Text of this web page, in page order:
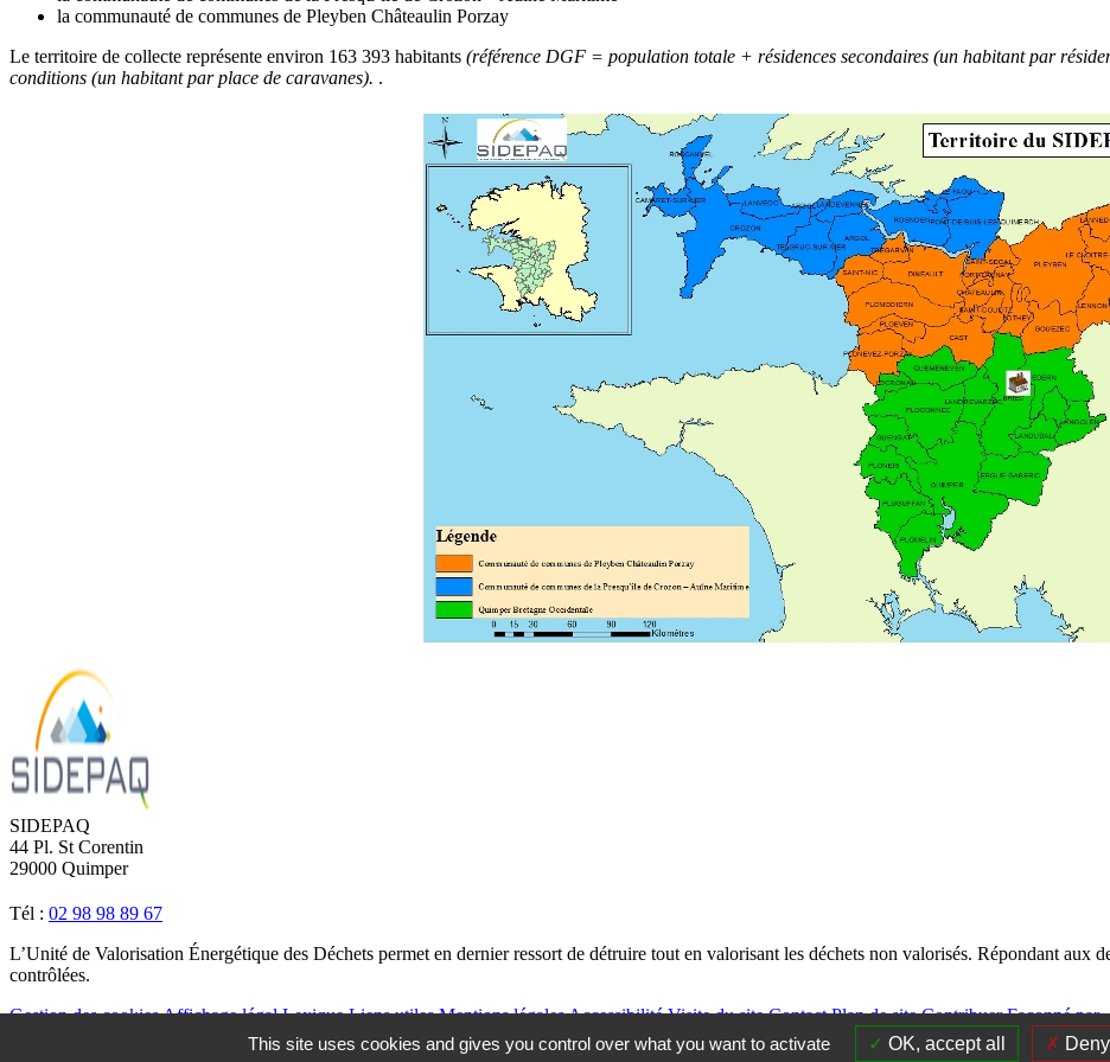
la communauté de communes de Pleyben Châteaulin Porzay
Le territoire de collecte représente environ 163 393 habitants (référence DGF = population totale + résidences secondaires (un habitant par
conditions (un habitant par place de caravanes). .
SIDEPAQ
44 Pl. St Corentin
29000 Quimper
Tél : 02 98 98 89 67
L’Unité de Valorisation Énergétique des Déchets permet en dernier ressort de détruire tout en valorisant les déchets non valorisés. Répondant aux
contrôlées.
Gestion des cookiesAffichage légal Lexique Liens utiles Mentions légalesAccessibilité Visite du site Contact Plan de site Contribuer Façonné par
This site uses cookies and gives you control over what you want to activate OK, accept all